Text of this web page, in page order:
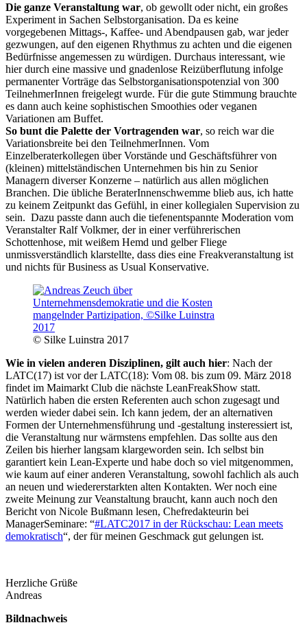
Die ganze Veranstaltung war, ob gewollt oder nicht, ein großes
Experiment in Sachen Selbstorganisation. Da es keine
vorgegebenen Mittags-, Kaffee- und Abendpausen gab, war jeder
gezwungen, auf den eigenen Rhythmus zu achten und die eigenen
Bedürfnisse angemessen zu würdigen. Durchaus interessant, wie
hier durch eine massive und gnadenlose Reizüberflutung infolge
permanenter Vorträge das Selbstorganisationspotenzial von 300
TeilnehmerInnen freigelegt wurde. Für die gute Stimmung brauchte
es dann auch keine sophistischen Smoothies oder veganen
Variationen am Buffet.
So bunt die Palette der Vortragenden war, so reich war die
Variationsbreite bei den TeilnehmerInnen. Vom
Einzelberaterkollegen über Vorstände und Geschäftsführer von
(kleinen) mittelständischen Unternehmen bis hin zu Senior
Managern diverser Konzerne – natürlich aus allen möglichen
Branchen. Die übliche BeraterInnenschwemme blieb aus, ich hatte
zu keinem Zeitpunkt das Gefühl, in einer kollegialen Supervision zu
sein. Dazu passte dann auch die tiefenentspannte Moderation vom
Veranstalter Ralf Volkmer, der in einer verführerischen
Schottenhose, mit weißem Hemd und gelber Fliege
unmissverständlich klarstellte, dass dies eine Freakveranstaltung ist
und nichts für Business as Usual Konservative.
© Silke Luinstra 2017
Wie in vielen anderen Disziplinen, gilt auch hier: Nach der
LATC(17) ist vor der LATC(18): Vom 08. bis zum 09. März 2018
findet im Maimarkt Club die nächste LeanFreakShow statt.
Natürlich haben die ersten Referenten auch schon zugesagt und
werden wieder dabei sein. Ich kann jedem, der an alternativen
Formen der Unternehmensführung und -gestaltung insteressiert ist,
die Veranstaltung nur wärmstens empfehlen. Das sollte aus den
Zeilen bis hierher langsam klargeworden sein. Ich selbst bin
garantiert kein Lean-Experte und habe doch so viel mitgenommen,
wie kaum auf einer anderen Veranstaltung, sowohl fachlich als auch
an neuen und wiedererstarkten alten Kontakten. Wer noch eine
zweite Meinung zur Veanstaltung braucht, kann auch noch den
Bericht von Nicole Bußmann lesen, Chefredakteurin bei
ManagerSeminare: “#LATC2017 in der Rückschau: Lean meets
demokratisch“, der für meinen Geschmack gut gelungen ist.
Herzliche Grüße
Andreas
Bildnachweis